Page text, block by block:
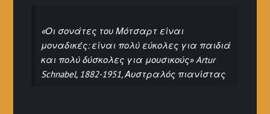
«Οι σονάτες του Μότσαρτ είναι
μοναδικές: είναι πολύ εύκολες για παιδιά
και πολύ δύσκολες για μουσικούς» Artur
Schnabel, 1882-1951, Αυστραλός πιανίστας